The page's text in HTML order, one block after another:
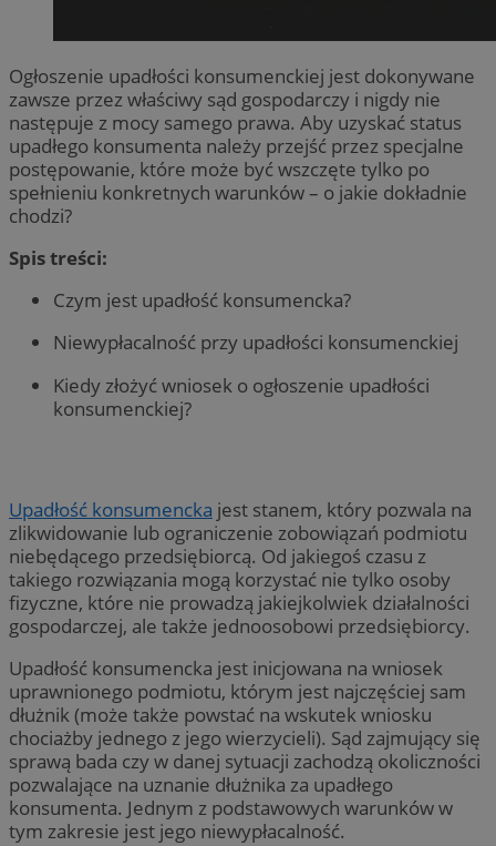
Ogłoszenie upadłości konsumenckiej jest dokonywane
zawsze przez właściwy sąd gospodarczy i nigdy nie
następuje z mocy samego prawa. Aby uzyskać status
upadłego konsumenta należy przejść przez specjalne
postępowanie, które może być wszczęte tylko po
spełnieniu konkretnych warunków – o jakie dokładnie
chodzi?
Spis treści:
Czym jest upadłość konsumencka?
Niewypłacalność przy upadłości konsumenckiej
Kiedy złożyć wniosek o ogłoszenie upadłości
konsumenckiej?
Upadłość konsumencka jest stanem, który pozwala na
zlikwidowanie lub ograniczenie zobowiązań podmiotu
niebędącego przedsiębiorcą. Od jakiegoś czasu z
takiego rozwiązania mogą korzystać nie tylko osoby
fizyczne, które nie prowadzą jakiejkolwiek działalności
gospodarczej, ale także jednoosobowi przedsiębiorcy.
Upadłość konsumencka jest inicjowana na wniosek
uprawnionego podmiotu, którym jest najczęściej sam
dłużnik (może także powstać na wskutek wniosku
chociażby jednego z jego wierzycieli). Sąd zajmujący się
sprawą bada czy w danej sytuacji zachodzą okoliczności
pozwalające na uznanie dłużnika za upadłego
konsumenta. Jednym z podstawowych warunków w
tym zakresie jest jego niewypłacalność.